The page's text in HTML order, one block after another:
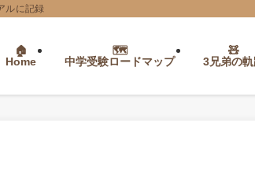
ルに記録
Home 中学受験ロードマップ 3兄弟の